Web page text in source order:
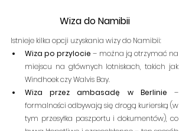
Wiza do Namibii
Istnieje kilka opcji uzyskania wizy do Namibii:
Wiza po przylocie – można ją otrzymać na
miejscu na głównych lotniskach, takich jak
Windhoek czy Walvis Bay.
Wiza przez ambasadę w Berlinie –
formalności odbywają się drogą kurierską (w
tym przesyłka paszportu i dokumentów), co